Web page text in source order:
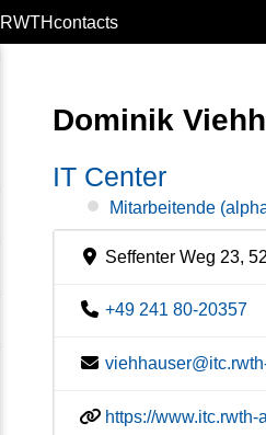
RWTHcontacts
Dominik
IT Center
Mitarbeitende
Seffenter Weg 23,
+49 241 80-20357
https://www.itc.rwth-